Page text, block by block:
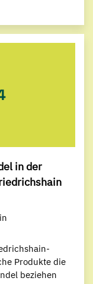
in der
Produkte die
beziehen